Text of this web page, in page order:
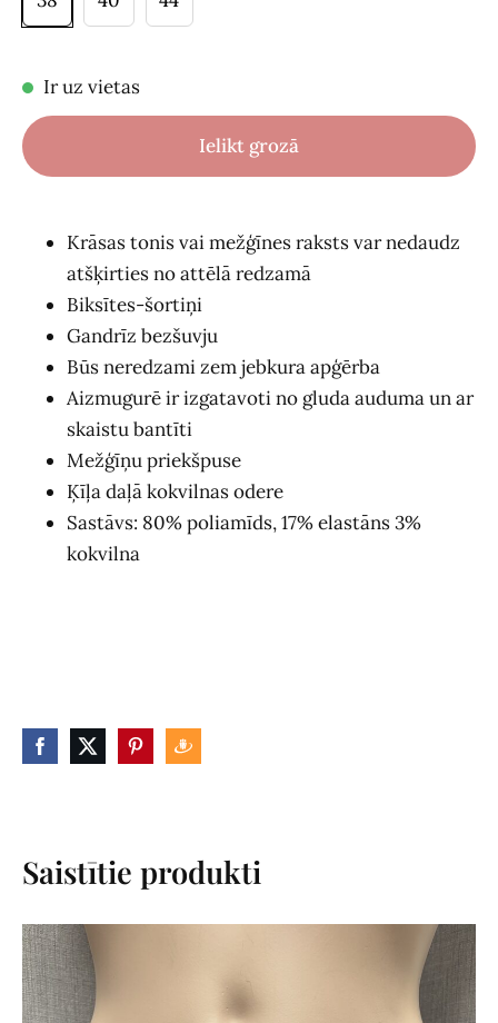
Ir uz vietas
Ielikt grozā
Krāsas tonis vai mežģīnes raksts var nedaudz
atšķirties no attēlā redzamā
Biksītes-šortiņi
Gandrīz bezšuvju
Būs neredzami zem jebkura apģērba
Aizmugurē ir izgatavoti no gluda auduma un ar
skaistu bantīti
Mežģīņu priekšpuse
Ķīļa daļā kokvilnas odere
Sastāvs: 80% poliamīds, 17% elastāns 3%
kokvilna
Saistītie produkti